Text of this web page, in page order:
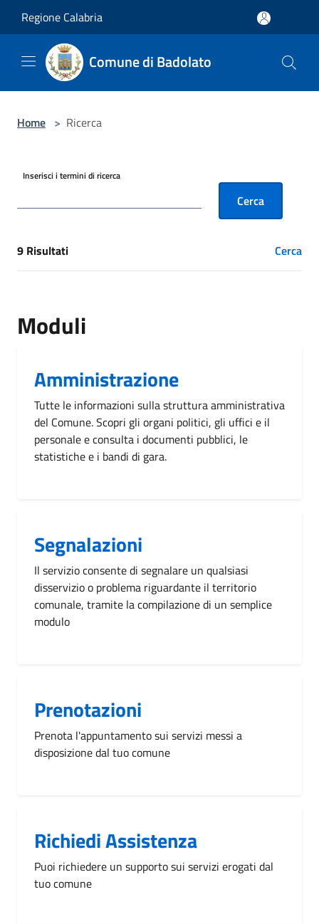
Regione Calabria
Comune di Badolato
Home > Ricerca
Inserisci i termini di ricerca
Cerca
[results] Risultati
9 Risultati Cerca
Moduli
Amministrazione
Tutte le informazioni sulla struttura amministrativa
del Comune. Scopri gli organi politici, gli uffici e il
personale e consulta i documenti pubblici, le
statistiche e i bandi di gara.
Segnalazioni
Il servizio consente di segnalare un qualsiasi
disservizio o problema riguardante il territorio
comunale, tramite la compilazione di un semplice
modulo
Prenotazioni
Prenota l'appuntamento sui servizi messi a
disposizione dal tuo comune
Richiedi Assistenza
Puoi richiedere un supporto sui servizi erogati dal
tuo comune